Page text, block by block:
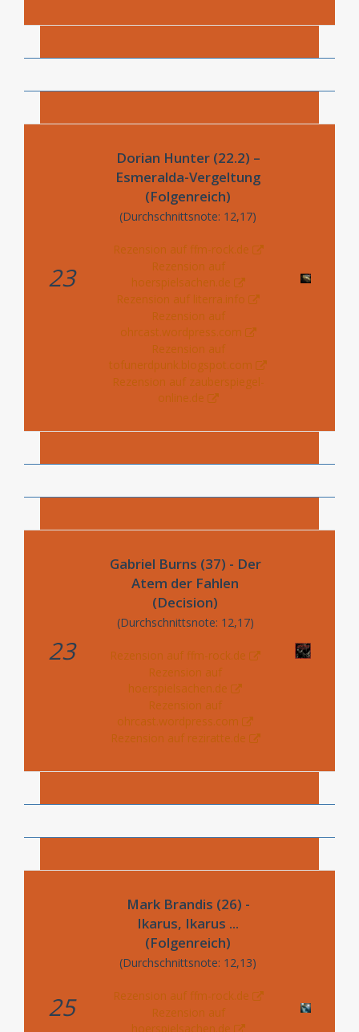
23
Dorian Hunter (22.2) –
Esmeralda-Vergeltung
(Folgenreich)
(Durchschnittsnote: 12,17)
Rezension auf ffm-rock.de
Rezension auf
hoerspielsachen.de
Rezension auf literra.info
Rezension auf
ohrcast.wordpress.com
Rezension auf
tofunerdpunk.blogspot.com
Rezension auf zauberspiegel-
online.de
23
Gabriel Burns (37) - Der
Atem der Fahlen
(Decision)
(Durchschnittsnote: 12,17)
Rezension auf ffm-rock.de
Rezension auf
hoerspielsachen.de
Rezension auf
ohrcast.wordpress.com
Rezension auf reziratte.de
25
Mark Brandis (26) -
Ikarus, Ikarus ...
(Folgenreich)
(Durchschnittsnote: 12,13)
Rezension auf ffm-rock.de
Rezension auf
hoerspielsachen.de